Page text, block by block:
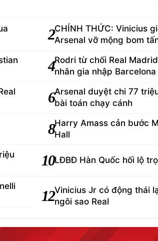
2CHÍNH THỨC: Vinicius
Arsenal vỡ mộng bom
4Rodri từ chối Real
nhân gia nhập Barcelona
6Arsenal duyệt chi 77
bài toán chạy cánh
8Harry Amass cản bước
Hall
10LĐBĐ Hàn Quốc hối lộ
12Vinicius Jr có động thái
ngôi sao Real